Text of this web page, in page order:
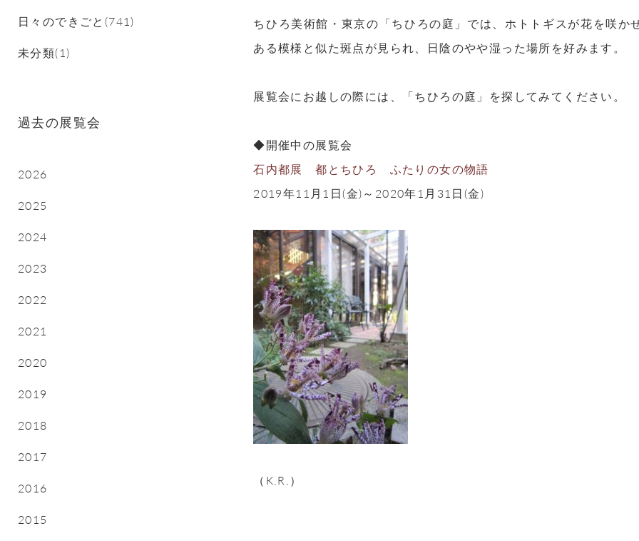
ちひろ美術館・東京の「ちひろの庭」では、ホトトギスが花を咲か
ある模様と似た斑点が見られ、日陰のやや湿った場所を好みます。
展覧会にお越しの際には、「ちひろの庭」を探してみてください。
◆開催中の展覧会
石内都展 都とちひろ ふたりの女の物語
2019年11月1日(金)～2020年1月31日(金)
（K.R.）
日々のできごと(741)
未分類(1)
過去の展覧会
2026
2025
2024
2023
2022
2021
2020
2019
2018
2017
2016
2015